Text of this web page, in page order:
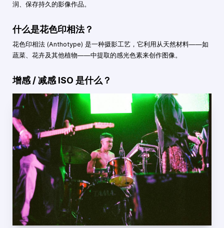
润、保存持久的影像作品。
什么是花色印相法？
花色印相法 (Anthotype) 是一种摄影工艺，它利用从天然材料——如
蔬菜、花卉及其他植物——中提取的感光色素来创作图像。
增感 / 减感 ISO 是什么？